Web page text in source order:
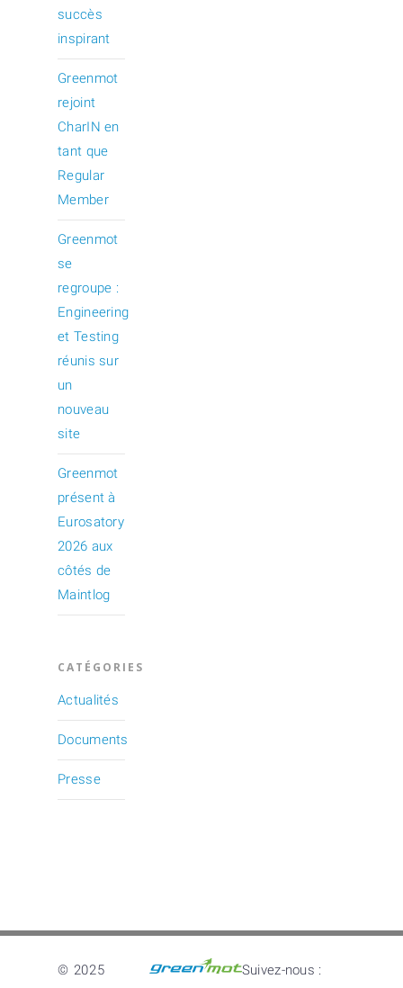
succès
inspirant
Greenmot
rejoint
CharIN en
tant que
Regular
Member
Greenmot
se
regroupe :
Engineering
et Testing
réunis sur
un
nouveau
site
Greenmot
présent à
Eurosatory
2026 aux
côtés de
Maintlog
CATÉGORIES
Actualités
Documents
Presse
© 2025
Suivez-nous :